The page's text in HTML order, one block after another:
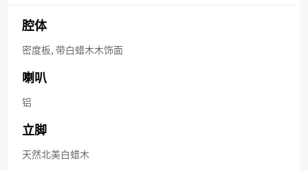
腔体
密度板, 带白蜡木木饰面
喇叭
铝
立脚
天然北美白蜡木